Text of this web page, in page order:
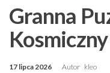
Granna
17 lipca 2026 Autor kleo